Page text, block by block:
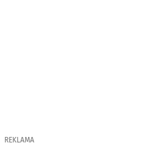
REKLAMA